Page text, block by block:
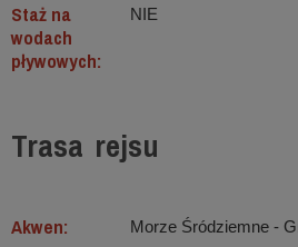
Staż na
wodach
pływowych:
NIE
Trasa rejsu
Akwen: Morze Śródziemne ‐